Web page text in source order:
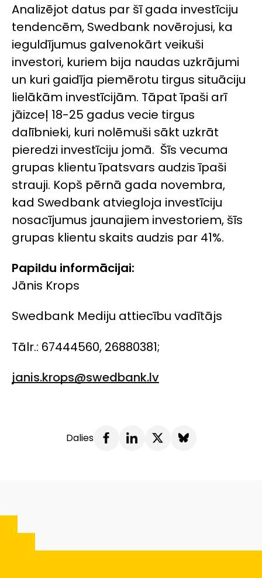
Analizējot datus par šī gada investīciju
tendencēm, Swedbank novērojusi, ka
ieguldījumus galvenokārt veikuši
investori, kuriem bija naudas uzkrājumi
un kuri gaidīja piemērotu tirgus situāciju
lielākām investīcijām. Tāpat īpaši arī
jāizceļ 18-25 gadus vecie tirgus
dalībnieki, kuri nolēmuši sākt uzkrāt
pieredzi investīciju jomā. Šīs vecuma
grupas klientu īpatsvars audzis īpaši
strauji. Kopš pērnā gada novembra,
kad Swedbank atviegloja investīciju
nosacījumus jaunajiem investoriem, šīs
grupas klientu skaits audzis par 41%.
Papildu informācijai:
Jānis Krops
Swedbank Mediju attiecību vadītājs
Tālr.: 67444560, 26880381;
janis.krops@swedbank.lv
Dalies